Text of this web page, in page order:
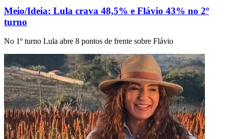
Meio/Ideia: Lula crava 48,5% e Flávio 43% no 2º
turno
No 1º turno Lula abre 8 pontos de frente sobre Flávio